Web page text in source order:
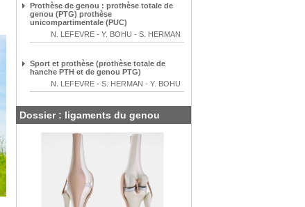
Prothèse de genou : prothèse totale de
genou (PTG) prothèse
unicompartimentale (PUC)
N. LEFEVRE - Y. BOHU - S. HERMAN
Sport et prothèse (prothèse totale de
hanche PTH et de genou PTG)
N. LEFEVRE - S. HERMAN - Y. BOHU
Dossier : ligaments du genou